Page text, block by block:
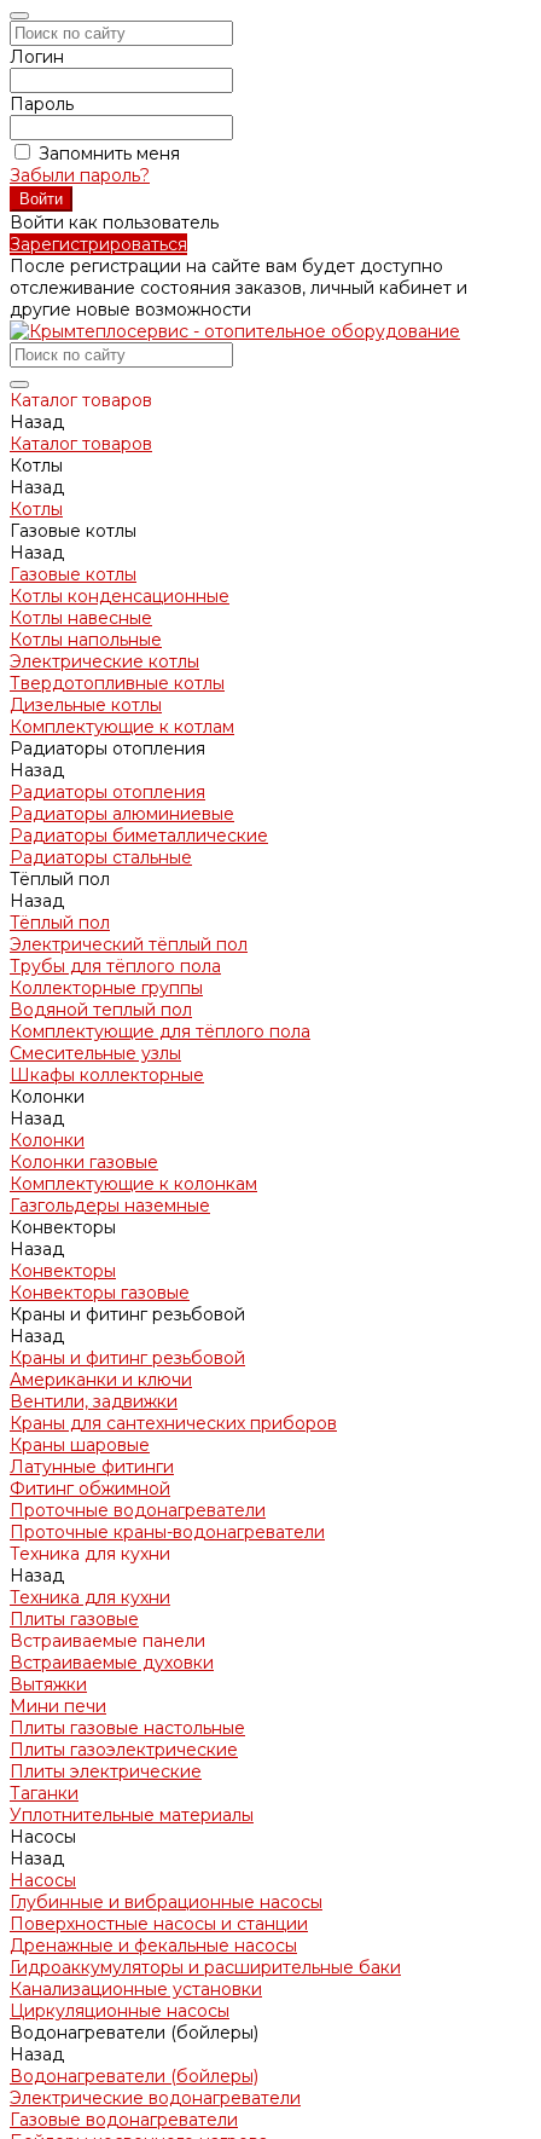
Логин
Пароль
Запомнить меня
Забыли пароль?
Войти как пользователь
Зарегистрироваться
После регистрации на сайте вам будет доступно
отслеживание состояния заказов, личный кабинет и
другие новые возможности
Каталог товаров
Назад
Каталог товаров
Котлы
Назад
Котлы
Газовые котлы
Назад
Газовые котлы
Котлы конденсационные
Котлы навесные
Котлы напольные
Электрические котлы
Твердотопливные котлы
Дизельные котлы
Комплектующие к котлам
Радиаторы отопления
Назад
Радиаторы отопления
Радиаторы алюминиевые
Радиаторы биметаллические
Радиаторы стальные
Тёплый пол
Назад
Тёплый пол
Электрический тёплый пол
Трубы для тёплого пола
Коллекторные группы
Водяной теплый пол
Комплектующие для тёплого пола
Смесительные узлы
Шкафы коллекторные
Колонки
Назад
Колонки
Колонки газовые
Комплектующие к колонкам
Газгольдеры наземные
Конвекторы
Назад
Конвекторы
Конвекторы газовые
Краны и фитинг резьбовой
Назад
Краны и фитинг резьбовой
Американки и ключи
Вентили, задвижки
Краны для сантехнических приборов
Краны шаровые
Латунные фитинги
Фитинг обжимной
Проточные водонагреватели
Проточные краны-водонагреватели
Техника для кухни
Назад
Техника для кухни
Плиты газовые
Встраиваемые панели
Встраиваемые духовки
Вытяжки
Мини печи
Плиты газовые настольные
Плиты газоэлектрические
Плиты электрические
Таганки
Уплотнительные материалы
Насосы
Назад
Насосы
Глубинные и вибрационные насосы
Поверхностные насосы и станции
Дренажные и фекальные насосы
Гидроаккумуляторы и расширительные баки
Канализационные установки
Циркуляционные насосы
Водонагреватели (бойлеры)
Назад
Водонагреватели (бойлеры)
Электрические водонагреватели
Газовые водонагреватели